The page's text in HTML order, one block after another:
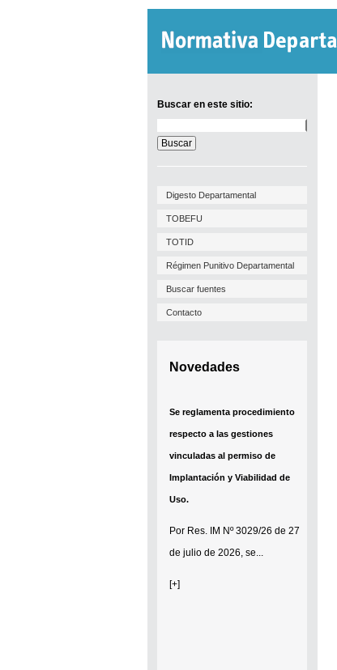
Buscar en este sitio:
en
este
sitio:
Digesto Departamental
TOBEFU
TOTID
Régimen Punitivo Departamental
Buscar fuentes
Contacto
Novedades
Se reglamenta procedimiento
respecto a las gestiones
vinculadas al permiso de
Implantación y Viabilidad de
Uso.
Por Res. IM Nº 3029/26 de 27
de julio de 2026, se...
[+]